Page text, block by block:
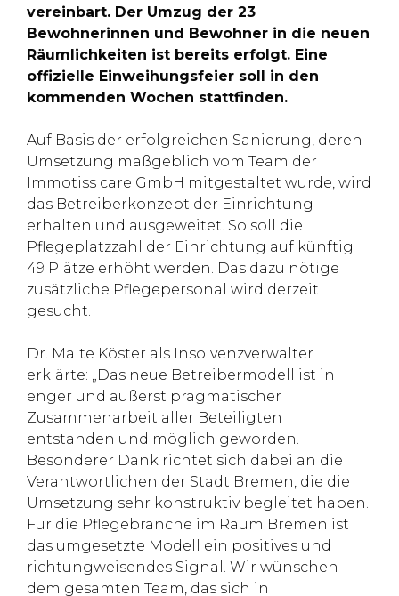
vereinbart. Der Umzug der 23
Bewohnerinnen und Bewohner in die neuen
Räumlichkeiten ist bereits erfolgt. Eine
offizielle Einweihungsfeier soll in den
kommenden Wochen stattfinden.
Auf Basis der erfolgreichen Sanierung, deren
Umsetzung maßgeblich vom Team der
Immotiss care GmbH mitgestaltet wurde, wird
das Betreiberkonzept der Einrichtung
erhalten und ausgeweitet. So soll die
Pflegeplatzzahl der Einrichtung auf künftig
49 Plätze erhöht werden. Das dazu nötige
zusätzliche Pflegepersonal wird derzeit
gesucht.
Dr. Malte Köster als Insolvenzverwalter
erklärte: „Das neue Betreibermodell ist in
enger und äußerst pragmatischer
Zusammenarbeit aller Beteiligten
entstanden und möglich geworden.
Besonderer Dank richtet sich dabei an die
Verantwortlichen der Stadt Bremen, die die
Umsetzung sehr konstruktiv begleitet haben.
Für die Pflegebranche im Raum Bremen ist
das umgesetzte Modell ein positives und
richtungweisendes Signal. Wir wünschen
dem gesamten Team, das sich in